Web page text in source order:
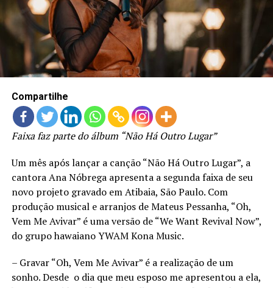
LANÇAMENTOS
Compartilhe
Faixa faz parte do álbum “Não Há Outro Lugar”
Um mês após lançar a canção “Não Há Outro Lugar”, a
cantora Ana Nóbrega apresenta a segunda faixa de seu
novo projeto gravado em Atibaia, São Paulo. Com
produção musical e arranjos de Mateus Pessanha, “Oh,
Vem Me Avivar” é uma versão de “We Want Revival Now”,
do grupo hawaiano YWAM Kona Music.
– Gravar “Oh, Vem Me Avivar” é a realização de um
sonho. Desde o dia que meu esposo me apresentou a ela,